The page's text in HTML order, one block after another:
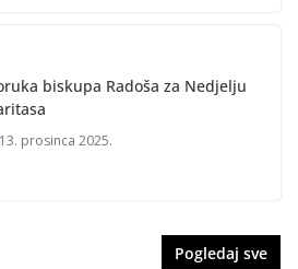
biskupa Radoša za Nedjelju
13. prosinca 2025.
Pogledaj sve